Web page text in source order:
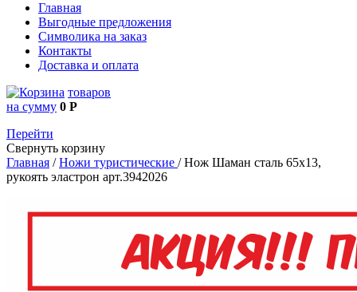
Главная
Выгодные предложения
Символика на заказ
Контакты
Доставка и оплата
товаров
на сумму 0 Р
Перейти
Свернуть корзину
Главная /Ножи туристические /Нож Шаман сталь 65х13,
рукоять эластрон арт.3942026